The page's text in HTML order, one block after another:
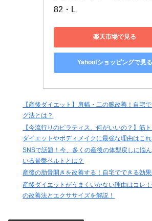
82・L
楽天市場で見る
Yahoo!ショッピングで見る
【産後ダイエット】肩幅・二の腕改善！自宅
グ法とは？
【今流行りのピラティス、何がいいの？】筋
ダイエットやボディメイクに最強な理由はこれ
SNSで話題！今、多くの産後の体型戻しに悩
いる骨盤ベルトとは？
産後の肋骨開きを改善する！自宅でできる効
産後ダイエットがうまくいかない理由はコレ
の改善法とエクササイズを解説！